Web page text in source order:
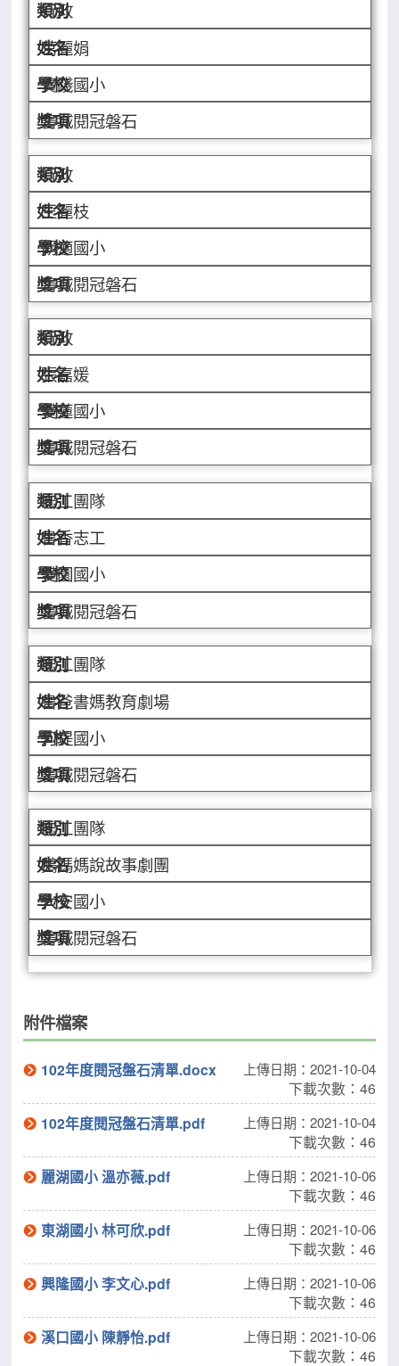
行政
葛麗娟
實踐國小
書城閱冠磐石
行政
王麗枝
胡適國小
書城閱冠磐石
行政
張嘉媛
雙蓮國小
書城閱冠磐石
志工團隊
書香志工
雙園國小
書城閱冠磐石
志工團隊
書爸書媽教育劇場
河堤國小
書城閱冠磐石
志工團隊
鵝媽媽說故事劇團
大安國小
書城閱冠磐石
附件檔案
102年度閱冠盤石清單.docx 上傳日期：2021-10-04
下載次數：46
102年度閱冠盤石清單.pdf 上傳日期：2021-10-04
下載次數：46
麗湖國小 溫亦薇.pdf 上傳日期：2021-10-06
下載次數：46
東湖國小 林可欣.pdf 上傳日期：2021-10-06
下載次數：46
興隆國小 李文心.pdf 上傳日期：2021-10-06
下載次數：46
溪口國小 陳靜怡.pdf 上傳日期：2021-10-06
下載次數：46